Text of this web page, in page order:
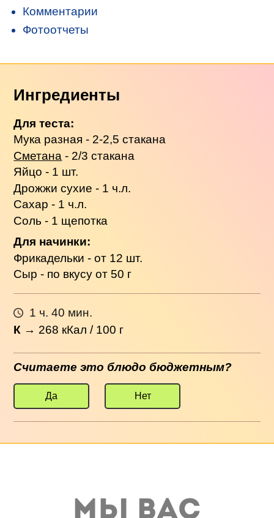
Комментарии
Фотоотчеты
Ингредиенты
Для теста:
Мука разная - 2-2,5 стакана
Сметана - 2/3 стакана
Яйцо - 1 шт.
Дрожжи сухие - 1 ч.л.
Сахар - 1 ч.л.
Соль - 1 щепотка
Для начинки:
Фрикадельки - от 12 шт.
Сыр - по вкусу от 50 г
1 ч. 40 мин.
К → 268 кКал / 100 г
Считаете это блюдо бюджетным?
Да Нет